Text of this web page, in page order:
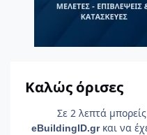
Καλώς όρισες
Σε 2 λεπτά
eBuildingID.gr και να